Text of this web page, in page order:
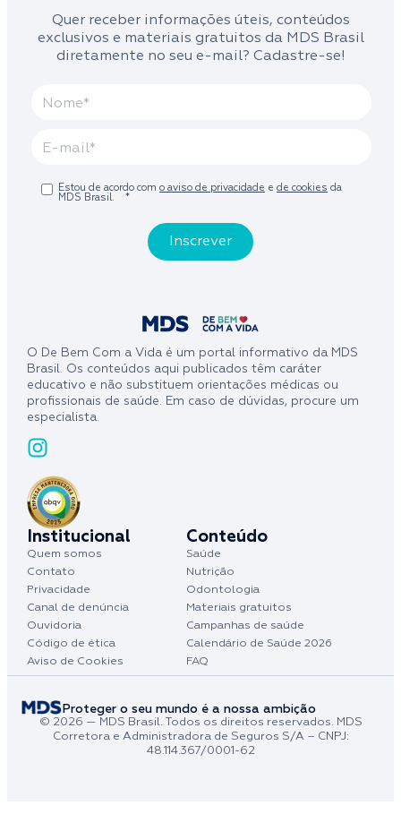
Quer receber informações úteis, conteúdos
exclusivos e materiais gratuitos da MDS Brasil
diretamente no seu e-mail? Cadastre-se!
Estou de acordo com o aviso de privacidade e de cookies da
MDS Brasil.
*
O De Bem Com a Vida é um portal informativo da MDS
Brasil. Os conteúdos aqui publicados têm caráter
educativo e não substituem orientações médicas ou
profissionais de saúde. Em caso de dúvidas, procure um
especialista.
Institucional
Quem somos
Contato
Privacidade
Canal de denúncia
Ouvidoria
Código de ética
Aviso de Cookies
Conteúdo
Saúde
Nutrição
Odontologia
Materiais gratuitos
Campanhas de saúde
Calendário de Saúde 2026
FAQ
Proteger o seu mundo é a nossa ambição
© 2026 — MDS Brasil. Todos os direitos reservados. MDS
Corretora e Administradora de Seguros S/A – CNPJ:
48.114.367/0001-62